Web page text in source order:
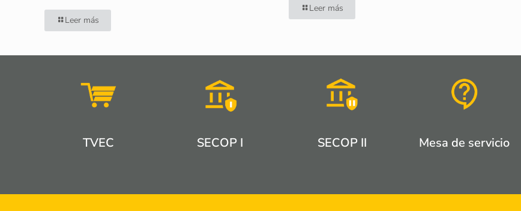
Leer más
Leer más
TVEC SECOP I SECOP II Mesa de servicio